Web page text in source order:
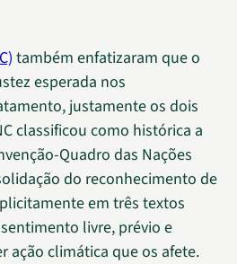
também enfatizaram que o
esperada nos
justamente os dois
classificou como histórica a
Quadro das Nações
do reconhecimento de
em três textos
livre, prévio e
ação climática que os afete.